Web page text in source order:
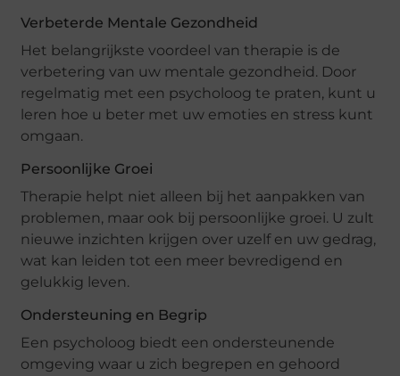
Verbeterde Mentale Gezondheid
Het belangrijkste voordeel van therapie is de
verbetering van uw mentale gezondheid. Door
regelmatig met een psycholoog te praten, kunt u
leren hoe u beter met uw emoties en stress kunt
omgaan.
Persoonlijke Groei
Therapie helpt niet alleen bij het aanpakken van
problemen, maar ook bij persoonlijke groei. U zult
nieuwe inzichten krijgen over uzelf en uw gedrag,
wat kan leiden tot een meer bevredigend en
gelukkig leven.
Ondersteuning en Begrip
Een psycholoog biedt een ondersteunende
omgeving waar u zich begrepen en gehoord